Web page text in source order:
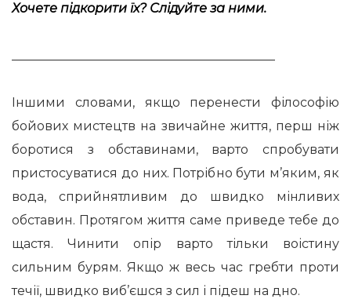
Хочете підкорити їх? Слідуйте за ними.
Іншими словами, якщо перенести філософію
бойових мистецтв на звичайне життя, перш ніж
боротися з обставинами, варто спробувати
пристосуватися до них. Потрібно бути м’яким, як
вода, сприйнятливим до швидко мінливих
обставин. Протягом життя саме приведе тебе до
щастя. Чинити опір варто тільки воістину
сильним бурям. Якщо ж весь час гребти проти
течії, швидко виб’єшся з сил і підеш на дно.